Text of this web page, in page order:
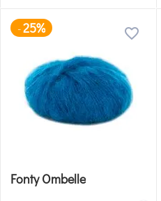
-25%
Fonty Ombelle